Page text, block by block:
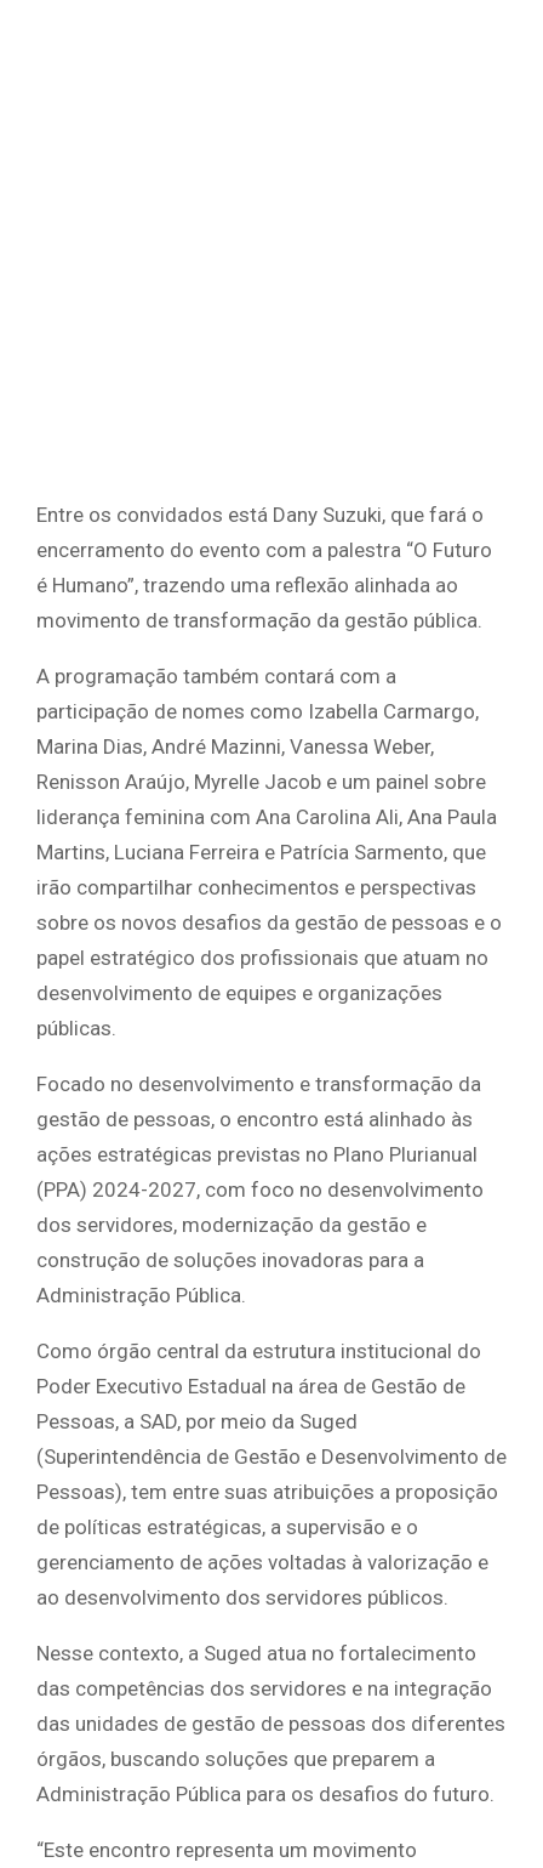
Entre os convidados está Dany Suzuki, que fará o
encerramento do evento com a palestra “O Futuro
é Humano”, trazendo uma reflexão alinhada ao
movimento de transformação da gestão pública.
A programação também contará com a
participação de nomes como Izabella Carmargo,
Marina Dias, André Mazinni, Vanessa Weber,
Renisson Araújo, Myrelle Jacob e um painel sobre
liderança feminina com Ana Carolina Ali, Ana Paula
Martins, Luciana Ferreira e Patrícia Sarmento, que
irão compartilhar conhecimentos e perspectivas
sobre os novos desafios da gestão de pessoas e o
papel estratégico dos profissionais que atuam no
desenvolvimento de equipes e organizações
públicas.
Focado no desenvolvimento e transformação da
gestão de pessoas, o encontro está alinhado às
ações estratégicas previstas no Plano Plurianual
(PPA) 2024-2027, com foco no desenvolvimento
dos servidores, modernização da gestão e
construção de soluções inovadoras para a
Administração Pública.
Como órgão central da estrutura institucional do
Poder Executivo Estadual na área de Gestão de
Pessoas, a SAD, por meio da Suged
(Superintendência de Gestão e Desenvolvimento de
Pessoas), tem entre suas atribuições a proposição
de políticas estratégicas, a supervisão e o
gerenciamento de ações voltadas à valorização e
ao desenvolvimento dos servidores públicos.
Nesse contexto, a Suged atua no fortalecimento
das competências dos servidores e na integração
das unidades de gestão de pessoas dos diferentes
órgãos, buscando soluções que preparem a
Administração Pública para os desafios do futuro.
“Este encontro representa um movimento